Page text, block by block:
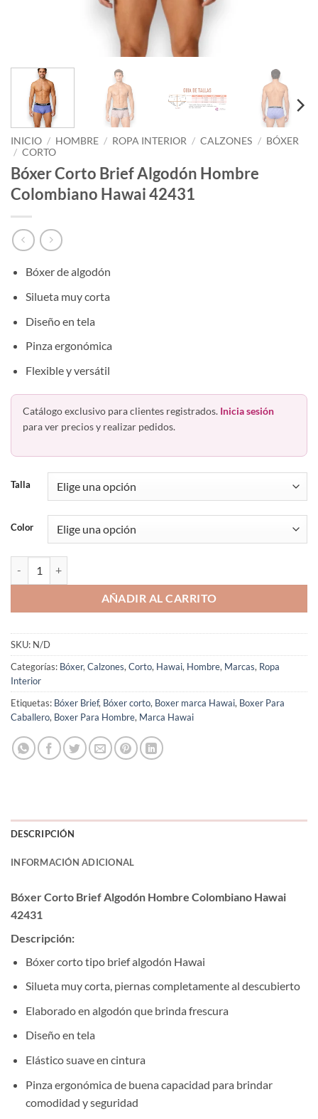
INICIO / HOMBRE / ROPA INTERIOR / CALZONES / BÓXER
/ CORTO
Bóxer Corto Brief Algodón Hombre
Colombiano Hawai 42431
Bóxer de algodón
Silueta muy corta
Diseño en tela
Pinza ergonómica
Flexible y versátil
Catálogo exclusivo para clientes registrados. Inicia sesión
para ver precios y realizar pedidos.
Talla
Color
AÑADIR AL CARRITO
SKU: N/D
Categorías: Bóxer, Calzones, Corto, Hawai, Hombre, Marcas, Ropa
Interior
Etiquetas: Bóxer Brief, Bóxer corto, Boxer marca Hawai, Boxer Para
Caballero, Boxer Para Hombre, Marca Hawai
DESCRIPCIÓN
INFORMACIÓN ADICIONAL
Bóxer Corto Brief Algodón Hombre Colombiano Hawai
42431
Descripción:
Bóxer corto tipo brief algodón Hawai
Silueta muy corta, piernas completamente al descubierto
Elaborado en algodón que brinda frescura
Diseño en tela
Elástico suave en cintura
Pinza ergonómica de buena capacidad para brindar
comodidad y seguridad